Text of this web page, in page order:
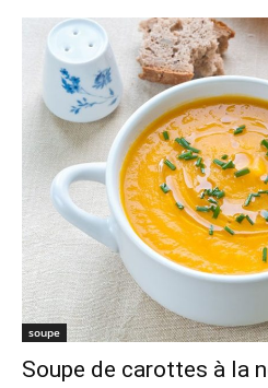
soupe
Soupe de carottes à la